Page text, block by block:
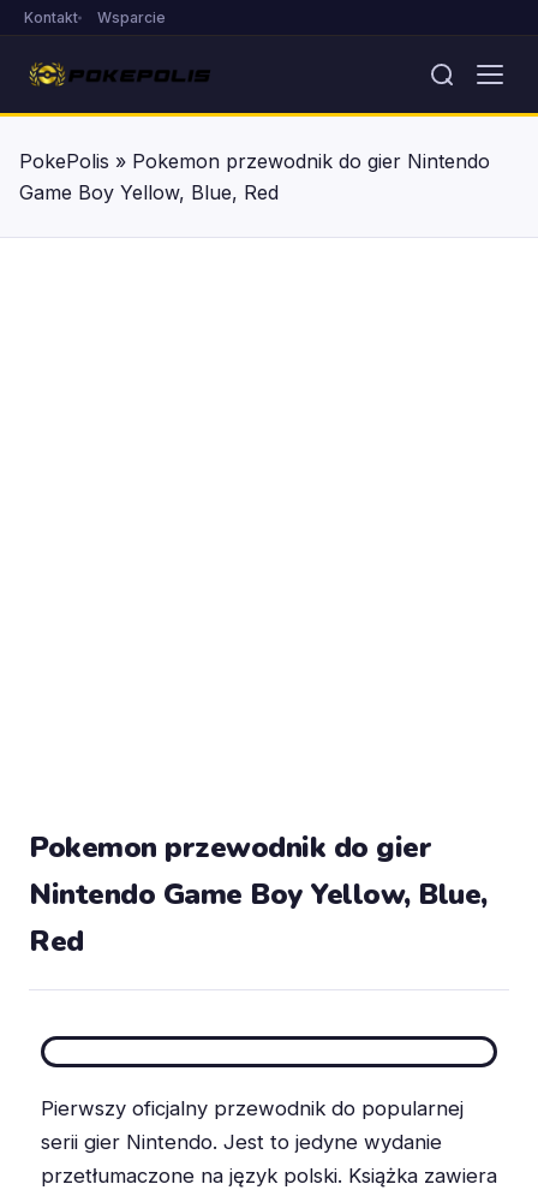
Kontakt Wsparcie
PokePolis » Pokemon przewodnik do gier Nintendo
Game Boy Yellow, Blue, Red
Pokemon przewodnik do gier
Nintendo Game Boy Yellow, Blue,
Red
Pierwszy oficjalny przewodnik do popularnej
serii gier Nintendo. Jest to jedyne wydanie
przetłumaczone na język polski. Książka zawiera